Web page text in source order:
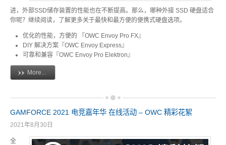
桌上型 - 储存区
配件类 - 专区
活动讯息
进，外部SSD储存装置的性能也在不断提高。那么，哪种外接 SSD 硬盘适合
你呢？继续阅读，了解更多关于最快和最方便的便携式硬盘选项。
优化的性能，方便的 『OWC Envoy Pro FX』
DIY 解决方案『OWC Envoy Express』
可靠和兼容『OWC Envoy Pro Elektron』
More...
GAMFORCE 2021 电竞嘉年华 在线活动 – OWC 精彩花絮
2021年8月30日
全